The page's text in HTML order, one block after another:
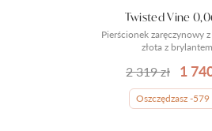
Pierścionek zaręczynowy
złota z brylantem
Twisted Vine
2 319 zł 1
Oszczędzasz -579